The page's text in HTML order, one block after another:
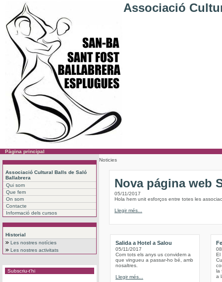
Associació
Pàgina principal
Associació Cultural Balls de Saló
Ballabrera
Qui som
Que fem
On som
Contacte
Informació dels cursos
Historial
Les nostres notícies
Les nostres activitats
Subscriu-t'hi
Noticies
Nova página web
05/11/2017
Hola hem unit esforços entre totes les
Llegir més...
Salida a Hotel a Salou
05/11/2017
Com tots els anys us convidem a
que vingueu a passar-ho bé, amb
nosaltres.
Llegir més...
El
la
a